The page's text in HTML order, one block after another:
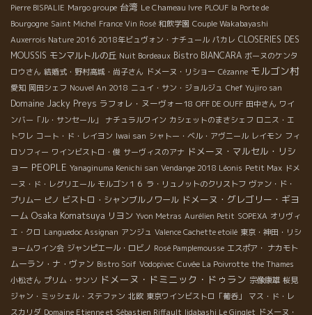
Pierre BISPALIE Margo groupe 台湾 Le Chameau Ivre PLOUF la Porte de
Bourgogne Saint Michel France Vin Rosé 和飲学園 Couple Wakabayashi
Auxerrois Nature 2016 2018年ビュヴォン・ナチュール パカレ CLOSERIES DES
MOUSSIS モンマルトルの丘 Nuit Bordeaux Bistro BIANCARA ボーヌのケンタ
ロウさん 結婚式・野村高城・尚子さん ドメーヌ・リショー Cézanne モルゴン村
愛知 岡田シェフ Nouvel An 2018 ニュイ・サン・ジョルジュ Chef Yujiro san
Domaine Jacky Preys ラフォレ・ヌーヴォー18 OFF DE OUFF 田中さん ワイ
ンバー「ル・サンセール」
ナチュラルワイン カシェットのまさシェフ ロニス・エ
トワレ コート・ド・レイヨン Iwai san シャトー・ベル・アヴニール レイモン フィ
ロソフィー ワインビストロ・俊 サーヴィスのアナ ドメーヌ・マルセル・リシ
ョー PEOPLE Yanaginuma Kenichi san Vendange 2018 Léonis Petit Max ドメ
ーヌ・ド・レグリエール モルゴン１６ ラ・リュノットのクリストフ ヴァン・ド・
プリムー ピノ ビストロ・シャンブルノワール ドメーヌ・グレゴリー・ギヨ
ーム Osaka Komatsuya リヨン Yvon Metras Aurélien Petit SOPEXA オリヴィ
エ・クロ Languedoc Assignan アンジュ Valence Cachette etoilé 東京・神田・リシ
ョームワイン会 ジャンピエール・ロビノ Rosé Pamplemousse エスポア・ ナカモト
ムーラン・ナ・ヴァン Bistro Soif Vodopivec Cuvée La Poivrotte the Thames
小松さん プリム・サンソ ドメーヌ・ドミニック・ドゥラン 宗像康雄 桜見
ジャン・ミッシェル・ステファン 北欧 東京ワインビストロ「葡呑」
マス・ド・レ
スカリダ Domaine Etienne et Sébastien Riffault Iidabashi Le Ginglet ドメーヌ・